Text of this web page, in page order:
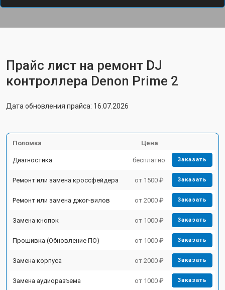
Прайс лист на ремонт DJ
контроллера Denon Prime 2
Дата обновления прайса: 16.07.2026
Поломка Цена
Диагностика бесплатно Заказать
Ремонт или замена кроссфейдера от 1500 ₽ Заказать
Ремонт или замена джог-вилов от 2000 ₽ Заказать
Замена кнопок от 1000 ₽ Заказать
Прошивка (Обновление ПО) от 1000 ₽ Заказать
Замена корпуса от 2000 ₽ Заказать
Замена аудиоразъема от 1000 ₽ Заказать